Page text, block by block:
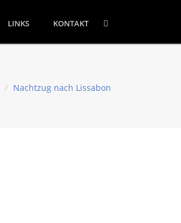
LINKS KONTAKT
/ Nachtzug nach Lissabon